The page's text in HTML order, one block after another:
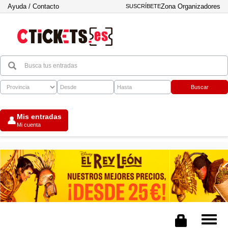
Ayuda / Contacto SUSCRÍBETEZona Organizadores
Buscar
👤Mis entradas
Mi cuenta